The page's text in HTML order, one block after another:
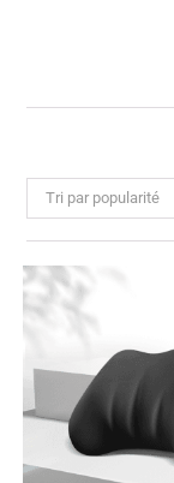
Tri par popularité